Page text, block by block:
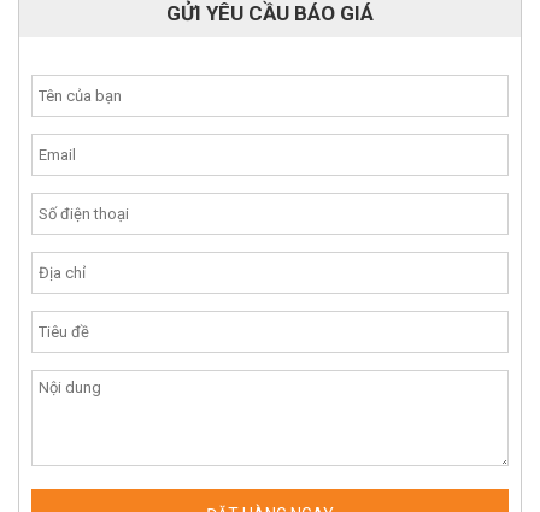
GỬI YÊU CẦU BÁO GIÁ